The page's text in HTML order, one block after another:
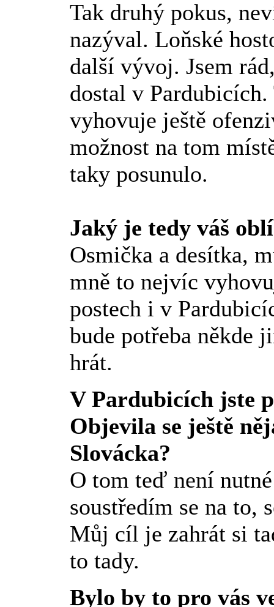
Tak druhý pokus,
nazýval. Loňské
další vývoj. Jsem
dostal v
vyhovuje ještě
možnost na tom
taky posunulo.
Jaký je tedy váš
Osmička a desítka,
mně to nejvíc
postech i v
bude potřeba někde
hrát.
V Pardubicích jste
Objevila se ještě
Slovácka?
O tom teď není
soustředím se na to,
Můj cíl je zahrát si
to tady.
Bylo by to pro vás